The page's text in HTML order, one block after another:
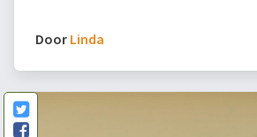
Door Linda